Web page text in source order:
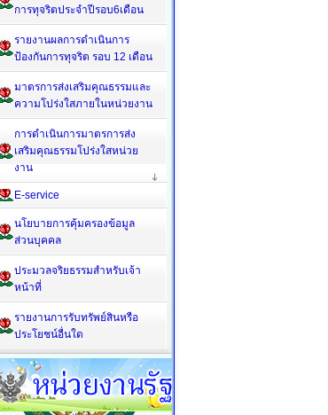
การทุจริตประจำปีรอบ6เดือน
รายงานผลการดำเนินการ
ป้องกันการทุจริต รอบ 12 เดือน
มาตรการส่งเสริมคุณธรรมและ
ความโปร่งใสภายในหน่วยงาน
การดำเนินการมาตรการส่ง
เสริมคุณธรรมโปร่งใสหน่วย
งาน
E-service
นโยบายการคุ้มครองข้อมูล
ส่วนบุคคล
ประมวลจริยธรรมสำหรับเจ้า
หน้าที่
รายงานการรับทรัพย์สินหรือ
ประโยชน์อื่นใด